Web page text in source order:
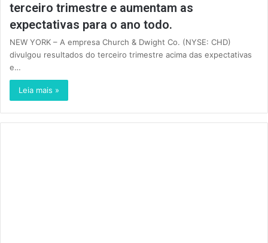
terceiro trimestre e aumentam as
expectativas para o ano todo.
NEW YORK – A empresa Church & Dwight Co. (NYSE: CHD)
divulgou resultados do terceiro trimestre acima das expectativas
e…
Leia mais »